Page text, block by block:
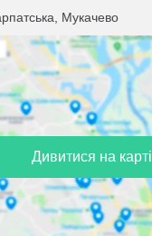
Мукачево
Дивитися на карті